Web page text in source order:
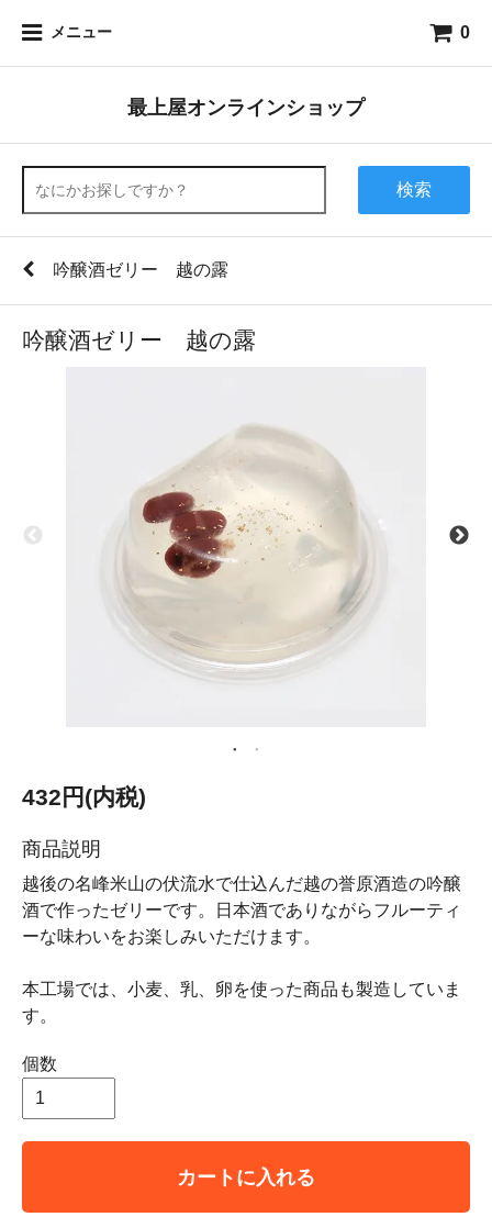
メニュー 0
最上屋オンラインショップ
検索
吟醸酒ゼリー 越の露
吟醸酒ゼリー 越の露
432円(内税)
商品説明
越後の名峰米山の伏流水で仕込んだ越の誉原酒造の吟醸
酒で作ったゼリーです。日本酒でありながらフルーティ
ーな味わいをお楽しみいただけます。
本工場では、小麦、乳、卵を使った商品も製造していま
す。
個数
カートに入れる